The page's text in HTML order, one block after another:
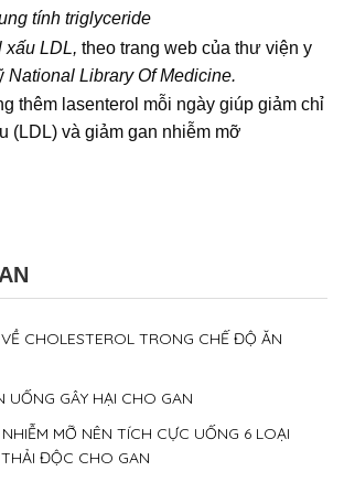
tính triglyceride
xấu LDL, theo trang web của thư viện y
National Library Of Medicine.
thêm lasenterol mỗi ngày giúp giảm chỉ
(LDL) và giảm gan nhiễm mỡ
CHOLESTEROL TRONG CHẾ ĐỘ ĂN
UỐNG GÂY HẠI CHO GAN
MỠ NÊN TÍCH CỰC UỐNG 6 LOẠI
ĐỘC CHO GAN